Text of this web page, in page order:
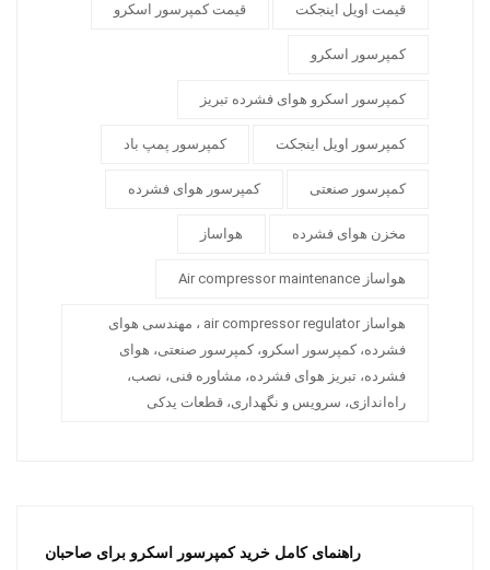
قیمت اویل اینجکت قیمت کمپرسور اسکرو
کمپرسور اسکرو
کمپرسور اسکرو هوای فشرده تبریز
کمپرسور اویل اینجکت کمپرسور پمپ باد
کمپرسور صنعتی کمپرسور هوای فشرده
مخزن هوای فشرده هواساز
هواساز Air compressor maintenance
هواساز air compressor regulator ، مهندسی هوای
فشرده، کمپرسور اسکرو، کمپرسور صنعتی، هوای
فشرده، تبریز هوای فشرده، مشاوره فنی، نصب،
راه‌اندازی، سرویس و نگهداری، قطعات یدکی
راهنمای کامل خرید کمپرسور اسکرو برای صاحبان